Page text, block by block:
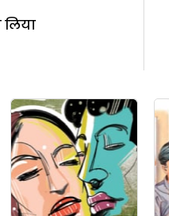
लिया